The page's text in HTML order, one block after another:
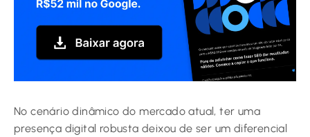
No cenário dinâmico do mercado atual, ter uma
presença digital robusta deixou de ser um diferencial